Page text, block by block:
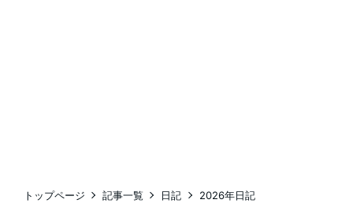
トップページ 記事一覧 日記 2026年日記